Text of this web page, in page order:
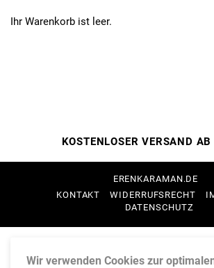
Ihr Warenkorb ist leer.
KOSTENLOSER VERSAND
ERENKARAMAN.DE
NAVIGATION
KONTAKT WIDERRUFSRECHT
DATENSCHUTZ
Wir verwenden Cookies zur